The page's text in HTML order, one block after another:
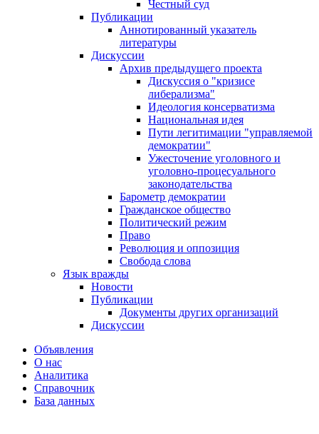
Честный суд
Публикации
Аннотированный указатель
литературы
Дискуссии
Архив предыдущего проекта
Дискуссия о "кризисе
либерализма"
Идеология консерватизма
Национальная идея
Пути легитимации "управляемой
демократии"
Ужесточение уголовного и
уголовно-процесуального
законодательства
Барометр демократии
Гражданское общество
Политический режим
Право
Революция и оппозиция
Свобода слова
Язык вражды
Новости
Публикации
Документы других организаций
Дискуссии
Объявления
О нас
Аналитика
Справочник
База данных